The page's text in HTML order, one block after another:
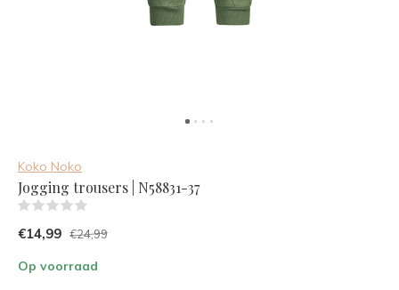
Koko Noko
Jogging trousers | N58831-37
€14,99 €24,99
Op voorraad